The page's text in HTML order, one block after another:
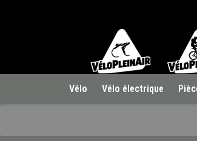
Vélo Vélo électrique